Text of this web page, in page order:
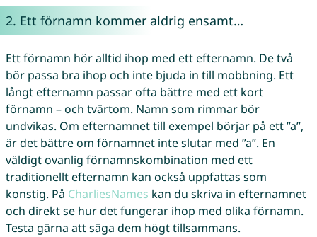
2. Ett förnamn kommer aldrig ensamt…
Ett förnamn hör alltid ihop med ett efternamn. De två
bör passa bra ihop och inte bjuda in till mobbning. Ett
långt efternamn passar ofta bättre med ett kort
förnamn – och tvärtom. Namn som rimmar bör
undvikas. Om efternamnet till exempel börjar på ett ”a”,
är det bättre om förnamnet inte slutar med ”a”. En
väldigt ovanlig förnamnskombination med ett
traditionellt efternamn kan också uppfattas som
konstig. På CharliesNames kan du skriva in efternamnet
och direkt se hur det fungerar ihop med olika förnamn.
Testa gärna att säga dem högt tillsammans.